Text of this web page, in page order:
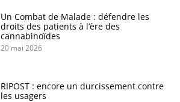
Un Combat de Malade : défendre les
droits des patients à l’ère des
cannabinoïdes
20 mai 2026
RIPOST : encore un durcissement contre
les usagers